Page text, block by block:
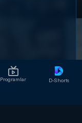
Programlar D-Shorts